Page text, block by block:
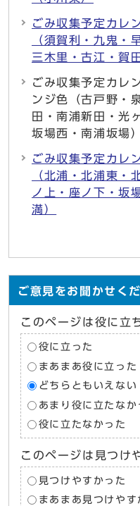
ごみ収集予定カレ
（須賀利・九鬼・
三木里・古江・賀
ごみ収集予定カレ
ンジ色（古戸野・
田・南浦新田・光
坂場西・南浦坂場）
ごみ収集予定カレ
（北浦・北浦東・
ノ上・座ノ下・坂
満）
ご意見をお聞かせく
このページは役に立
役に立った
まあまあ役に立った
どちらともいえない
あまり役に立たなか
役に立たなかった
このページは見つけ
見つけやすかった
まあまあ見つけやす